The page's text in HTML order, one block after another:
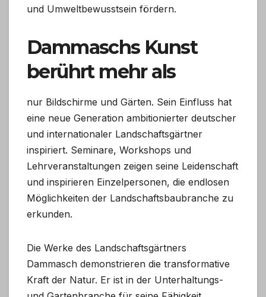
und Umweltbewusstsein fördern.
Dammaschs Kunst
berührt mehr als
nur Bildschirme und Gärten. Sein Einfluss hat
eine neue Generation ambitionierter deutscher
und internationaler Landschaftsgärtner
inspiriert. Seminare, Workshops und
Lehrveranstaltungen zeigen seine Leidenschaft
und inspirieren Einzelpersonen, die endlosen
Möglichkeiten der Landschaftsbaubranche zu
erkunden.
Die Werke des Landschaftsgärtners
Dammasch demonstrieren die transformative
Kraft der Natur. Er ist in der Unterhaltungs-